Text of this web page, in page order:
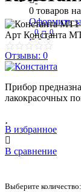
0 товаров на
Оформить
0 0
Арт Константа
Отзывы: 0
Прибор
лакокрасочных
В избранное
В сравнение
Выберите количество: